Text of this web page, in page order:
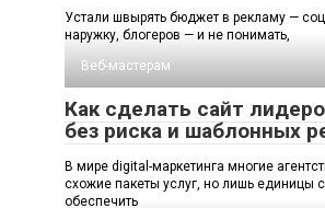
Устали швырять бюджет в рекламу —
наружку, блогеров — и не понимать,
Веб-мастерам
Как сделать сайт
без риска и шаблонных
В мире digital-маркетинга многие
схожие пакеты услуг, но лишь единицы
обеспечить